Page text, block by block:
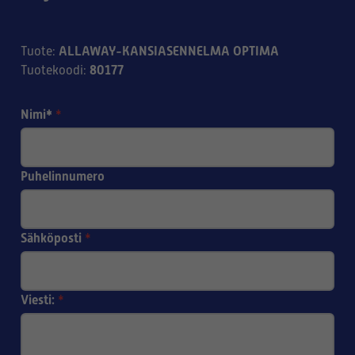
Tuote: ALLAWAY-KANSIASENNELMA OPTIMA
Tuotekoodi: 80177
Nimi* *
Puhelinnumero
Sähköposti *
Viesti: *